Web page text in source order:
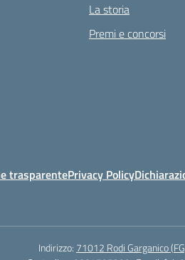
La storia
Premi e concorsi
trasparentePrivacy Policy
Indirizzo: 71012 Rodi Garganico